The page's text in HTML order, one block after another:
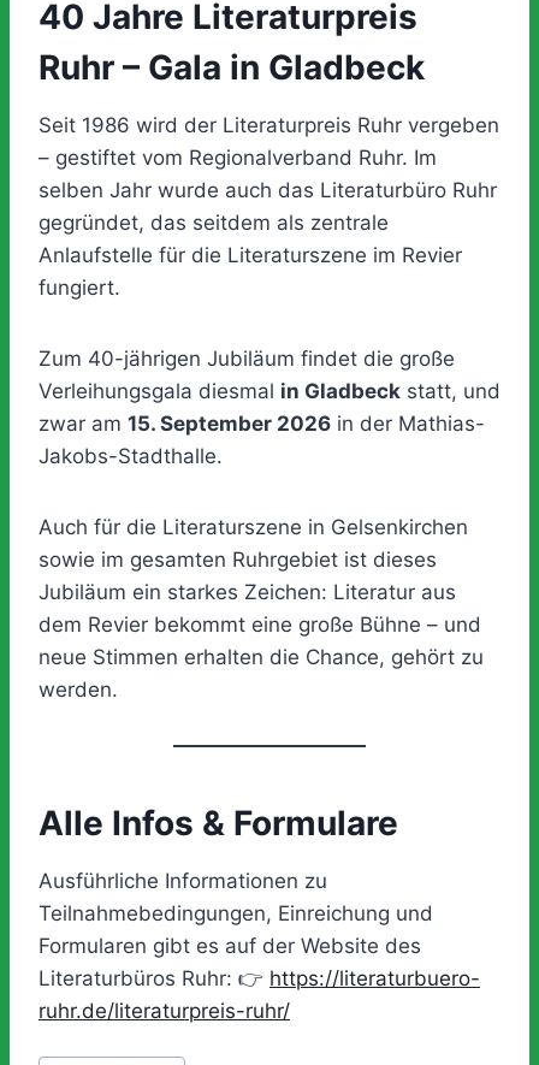
40 Jahre Literaturpreis
Ruhr – Gala in Gladbeck
Seit 1986 wird der Literaturpreis Ruhr vergeben
– gestiftet vom Regionalverband Ruhr. Im
selben Jahr wurde auch das Literaturbüro Ruhr
gegründet, das seitdem als zentrale
Anlaufstelle für die Literaturszene im Revier
fungiert.
Zum 40-jährigen Jubiläum findet die große
Verleihungsgala diesmal in Gladbeck statt, und
zwar am 15. September 2026 in der Mathias-
Jakobs-Stadthalle.
Auch für die Literaturszene in Gelsenkirchen
sowie im gesamten Ruhrgebiet ist dieses
Jubiläum ein starkes Zeichen: Literatur aus
dem Revier bekommt eine große Bühne – und
neue Stimmen erhalten die Chance, gehört zu
werden.
Alle Infos & Formulare
Ausführliche Informationen zu
Teilnahmebedingungen, Einreichung und
Formularen gibt es auf der Website des
Literaturbüros Ruhr: 👉 https://literaturbuero-
ruhr.de/literaturpreis-ruhr/